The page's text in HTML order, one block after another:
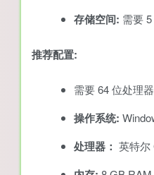
存储空间: 需要
推荐配置:
需要 64 位处理
操作系统:
处理器： 英特尔